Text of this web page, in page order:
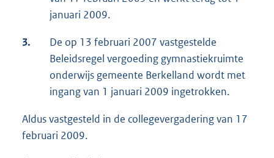
januari 2009.
3.
De op 13 februari 2007 vastgestelde
Beleidsregel vergoeding gymnastiekruimte
onderwijs gemeente Berkelland wordt met
ingang van 1 januari 2009 ingetrokken.
Aldus vastgesteld in de collegevergadering van 17
februari 2009.